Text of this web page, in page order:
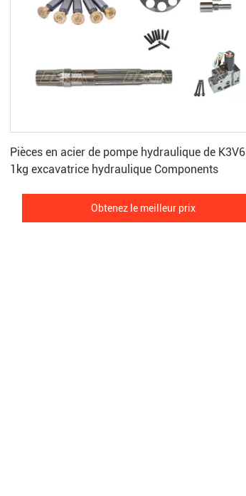
Pièces en acier de pompe hydraulique de
1kg excavatrice hydraulique Components
Obtenez le meilleur prix